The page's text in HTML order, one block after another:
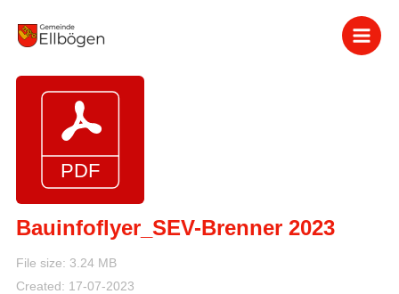
Inhalt
Bauinfoflyer_SEV-Brenner 2023
File size: 3.24 MB
Created: 17-07-2023